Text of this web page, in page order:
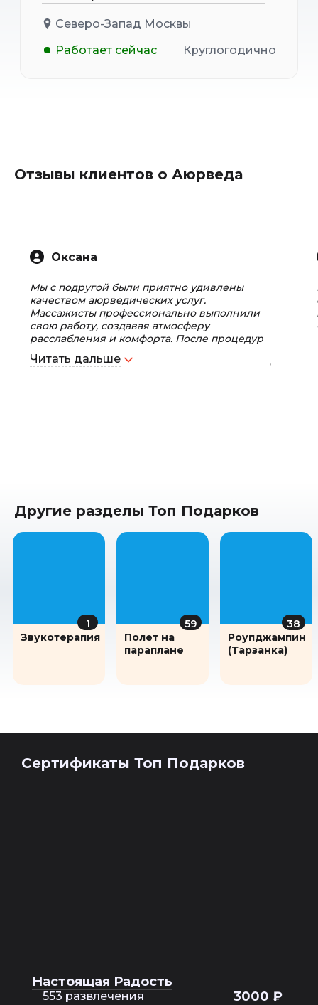
Северо-Запад Москвы
Работает сейчас
Круглогодично
Отзывы клиентов о Аюрведа
Оксана
Мы с подругой были приятно удивлены
качеством аюрведических услуг.
Массажисты профессионально выполнили
свою работу, создавая атмосферу
расслабления и комфорта. После процедур
мы почувствовали прилив новой энергии и
бодрости. Рекомендую это место для тех, кто
Читать дальше
Другие разделы Топ Подарков
1
Звукотерапия
59
Полет на
параплане
38
Роупджампинг
(Тарзанка)
Сертификаты Топ Подарков
Настоящая Радость
553 развлечения 3000 ₽